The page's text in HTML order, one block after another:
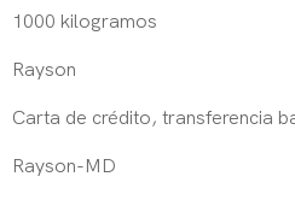
1000 kilogramos
Rayson
Carta de crédito, transferencia
Rayson-MD